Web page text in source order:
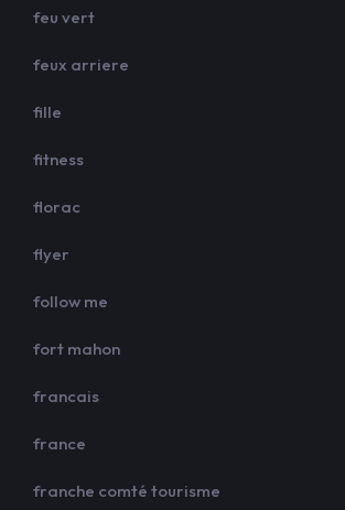
feu vert
feux arriere
fille
fitness
florac
flyer
follow me
fort mahon
francais
france
franche comté tourisme